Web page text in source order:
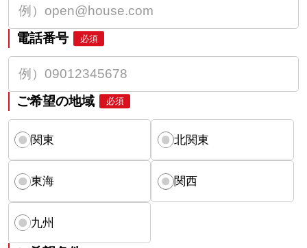
電話番号 必須
ご希望の地域 必須
関東 北関東
東海 関西
九州